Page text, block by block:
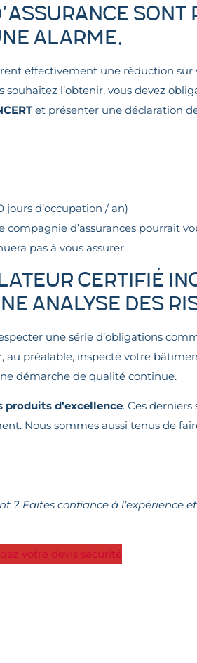
d’assurance
alarme.
effectivement une réduction sur
souhaitez l’obtenir, vous devez
et présenter une déclaration
d’occupation / an)
d’assurances pourrait
pas à vous assurer.
certifié
analyse des
une série d’obligations
au préalable, inspecté votre
démarche de qualité continue.
d’excellence. Ces
Nous sommes aussi tenus de
Faites confiance à l’expérience
votre devis sécurité